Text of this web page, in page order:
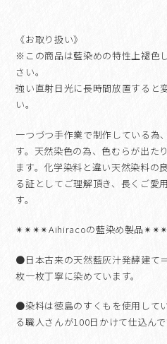
《お取り扱い》
※この商品は藍染めの特性上褪色
さい。
強い直射日光に長時間放置すると
い。
一つづつ手作業で制作している為
す。天然染色の為、色むらが出た
ます。化学染料と違い天然染料の
る証としてご理解頂き、長くご愛
す。
✴︎✴︎✴︎✴︎Aihiracoの藍染め製品✴︎✴︎
●日本古来の天然藍灰汁発酵建て
枚一枚丁寧に染めています。
●染料は徳島のすくもを使用して
る職人さんが100日かけて仕込んで